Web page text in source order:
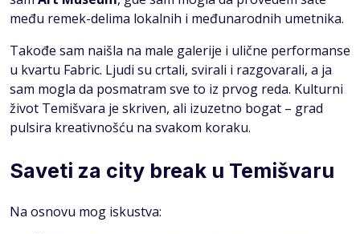
među remek-delima lokalnih i međunarodnih umetnika.
Takođe sam naišla na male galerije i ulične performanse
u kvartu Fabric. Ljudi su crtali, svirali i razgovarali, a ja
sam mogla da posmatram sve to iz prvog reda. Kulturni
život Temišvara je skriven, ali izuzetno bogat – grad
pulsira kreativnošću na svakom koraku.
Saveti za city break u Temišvaru
Na osnovu mog iskustva: